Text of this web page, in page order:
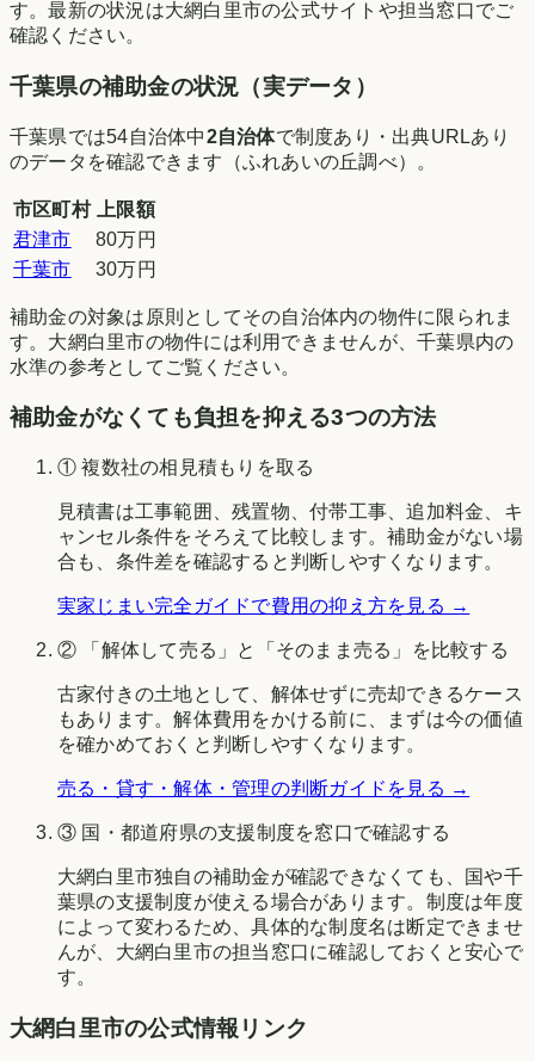
す。最新の状況は大網白里市の公式サイトや担当窓口でご
確認ください。
千葉県の補助金の状況（実データ）
千葉県では54自治体中2自治体で制度あり・出典URLあり
のデータを確認できます（ふれあいの丘調べ）。
市区町村
上限額
君津市
80万円
千葉市
30万円
補助金の対象は原則としてその自治体内の物件に限られま
す。 大網白里市の物件には利用できませんが、千葉県内の
水準の参考としてご覧ください。
補助金がなくても負担を抑える3つの方法
① 複数社の相見積もりを取る
見積書は工事範囲、残置物、付帯工事、追加料金、キ
ャンセル条件をそろえて比較します。補助金がない場
合も、条件差を確認すると判断しやすくなります。
実家じまい完全ガイドで費用の抑え方を見る →
② 「解体して売る」と「そのまま売る」を比較する
古家付きの土地として、解体せずに売却できるケース
もあります。解体費用をかける前に、まずは今の価値
を確かめておくと判断しやすくなります。
売る・貸す・解体・管理の判断ガイドを見る →
③ 国・都道府県の支援制度を窓口で確認する
大網白里市独自の補助金が確認できなくても、国や千
葉県の支援制度が使える場合があります。制度は年度
によって変わるため、具体的な制度名は断定できませ
んが、 大網白里市の担当窓口に確認しておくと安心で
す。
大網白里市の公式情報リンク